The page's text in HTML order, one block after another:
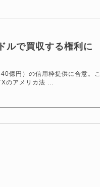
で買収する権利に
億円）の信用枠提供に合意。こ
のアメリカ法 ...